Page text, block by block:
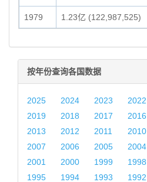
1979 1.23亿 (122,987,525)
按年份查询各国数据
2025 2024 2023 2022
2019
2018 2017 2016
2013
2012 2011 2010
2007
2006 2005 2004
2001
2000 1999 1998
1995
1994 1993 1992